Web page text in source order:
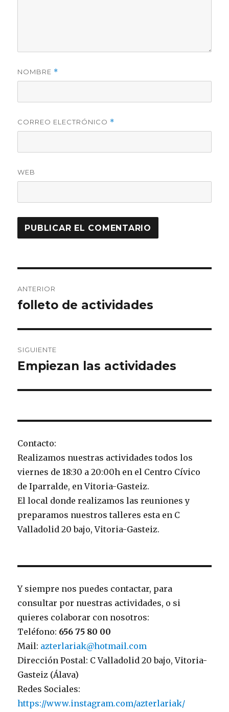
NOMBRE *
CORREO ELECTRÓNICO *
WEB
de
ANTERIOR
Entrada
folleto de actividades
SIGUIENTE
Entrada
Empiezan las actividades
Contacto:
Realizamos nuestras actividades todos los
viernes de 18:30 a 20:00h en el Centro Cívico
de Iparralde, en Vitoria-Gasteiz.
El local donde realizamos las reuniones y
preparamos nuestros talleres esta en C
Valladolid 20 bajo, Vitoria-Gasteiz.
Y siempre nos puedes contactar, para
consultar por nuestras actividades, o si
quieres colaborar con nosotros:
Teléfono: 656 75 80 00
Mail: azterlariak@hotmail.com
Dirección Postal: C Valladolid 20 bajo, Vitoria-
Gasteiz (Álava)
Redes Sociales:
https://www.instagram.com/azterlariak/